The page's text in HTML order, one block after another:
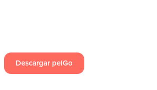
Descargar peiGo